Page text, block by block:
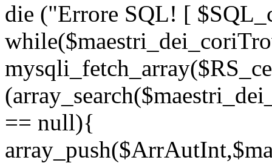
die ("Errore SQL! [
== null){